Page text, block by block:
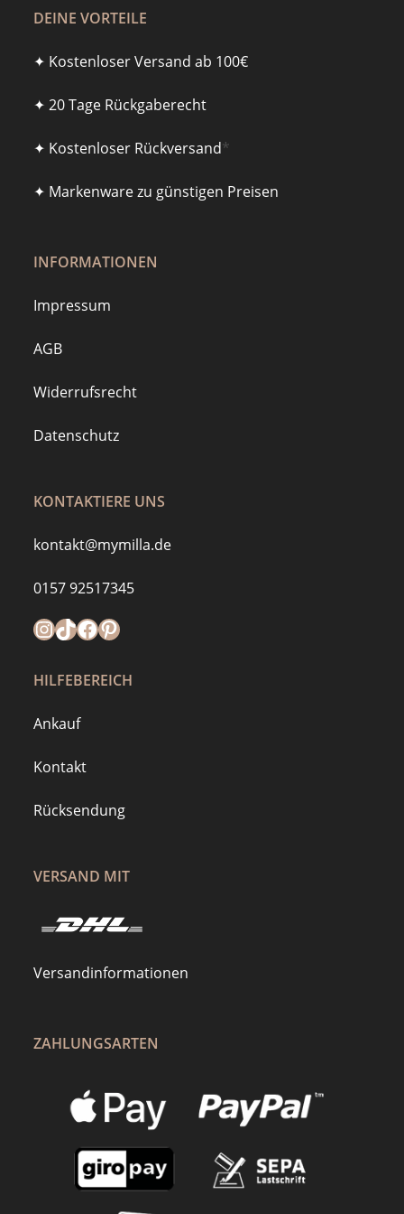
DEINE VORTEILE
✦ Kostenloser Versand ab 100€
✦ 20 Tage Rückgaberecht
✦ Kostenloser Rückversand*
✦ Markenware zu günstigen Preisen
INFORMATIONEN
Impressum
AGB
Widerrufsrecht
Datenschutz
KONTAKTIERE UNS
kontakt@mymilla.de
0157 92517345
Instagram
https://www.tiktok.com/@mymilla.de
Facebook
Pinterest
HILFEBEREICH
Ankauf
Kontakt
Rücksendung
VERSAND MIT
Versandinformationen
ZAHLUNGSARTEN